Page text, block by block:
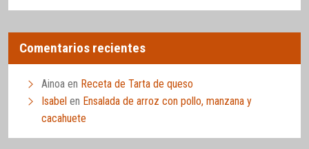
Comentarios recientes
Ainoa en Receta de Tarta de queso
Isabel en Ensalada de arroz con pollo, manzana y
cacahuete